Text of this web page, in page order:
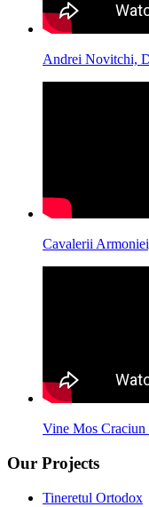
Andrei Novitchi,
Cavalerii
Vine Mos
Our Projects
Tineretul Ortodox